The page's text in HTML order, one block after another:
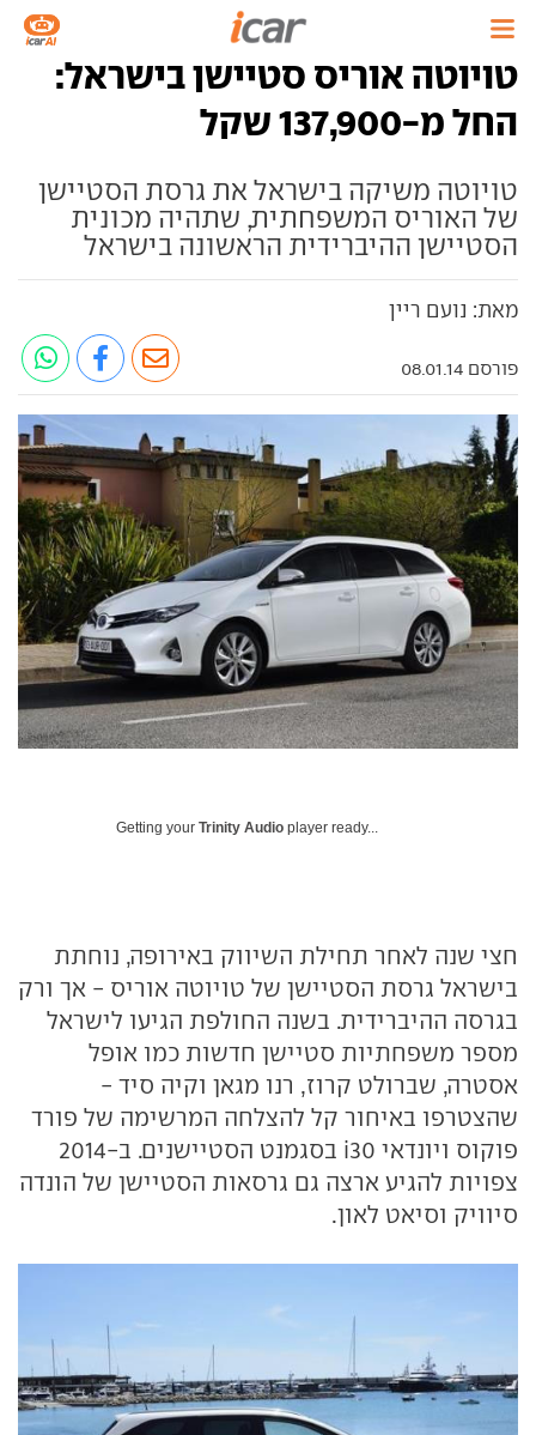
טויוטה אוריס סטיישן בישראל:
החל מ-137,900 שקל
טויוטה משיקה בישראל את גרסת הסטיישן
של האוריס המשפחתית, שתהיה מכונית
הסטיישן ההיברידית הראשונה בישראל
מאת: נועם ריין
פורסם 08.01.14
Getting your Trinity Audio player ready...
חצי שנה לאחר תחילת השיווק באירופה, נוחתת
בישראל גרסת הסטיישן של טויוטה אוריס - אך ורק
בגרסה ההיברידית. בשנה החולפת הגיעו לישראל
מספר משפחתיות סטיישן חדשות כמו אופל
אסטרה, שברולט קרוז, רנו מגאן וקיה סיד -
שהצטרפו באיחור קל להצלחה המרשימה של פורד
פוקוס ויונדאי i30 בסגמנט הסטיישנים. ב-2014
צפויות להגיע ארצה גם גרסאות הסטיישן של הונדה
סיוויק וסיאט לאון.